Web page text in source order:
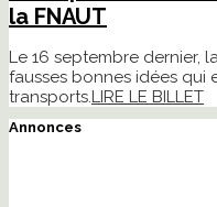
la FNAUT
Le 16 septembre dernier,
fausses bonnes idées qui
transports.LIRE LE BILLET
Annonces